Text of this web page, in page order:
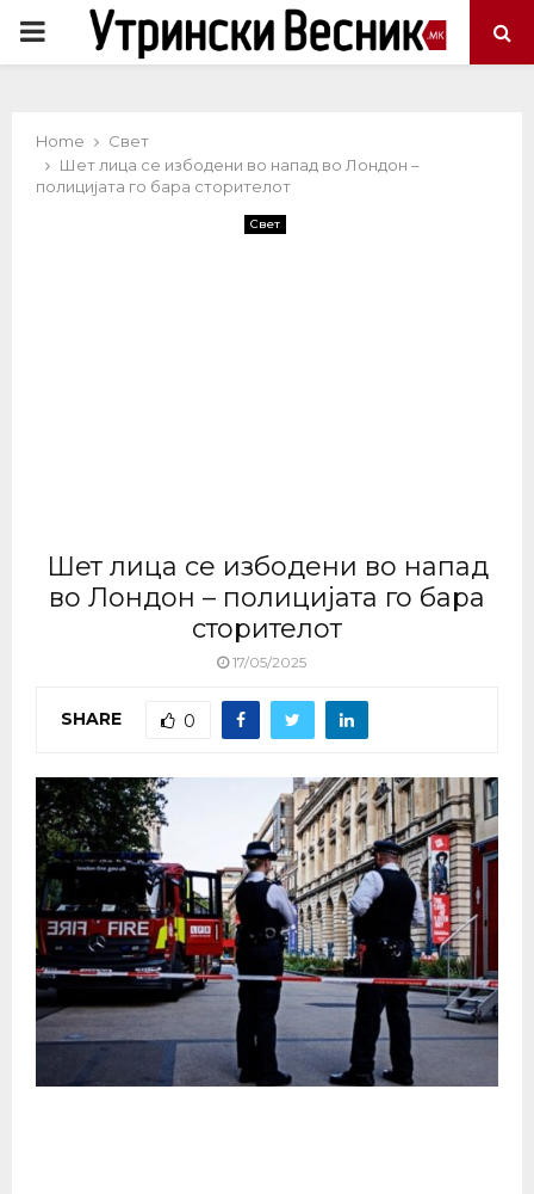
PRIMARY
Home
Свет
Шет лица се избодени во напад во Лондон –
полицијата го бара сторителот
Свет
Шет лица се избодени во напад
во Лондон – полицијата го бара
сторителот
17/05/2025
SHARE 0